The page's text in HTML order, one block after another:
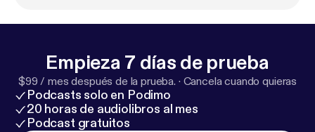
Empieza 7 días de prueba
$99 / mes después de la prueba. · Cancela cuando quieras
Podcasts solo en Podimo
20 horas de audiolibros al mes
Podcast gratuitos